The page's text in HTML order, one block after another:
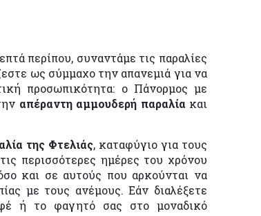
περίπου, συναντάμε τις παραλίες
ως σύμμαχο την απανεμιά για να
προσωπικότητα: ο Πάνορμος με
απέραντη αμμουδερή παραλία και
της Φτελιάς, καταφύγιο για τους
περισσότερες ημέρες του χρόνου
και σε αυτούς που αρκούνται να
με τους ανέμους. Εάν διαλέξετε
ή το φαγητό σας στο μοναδικό